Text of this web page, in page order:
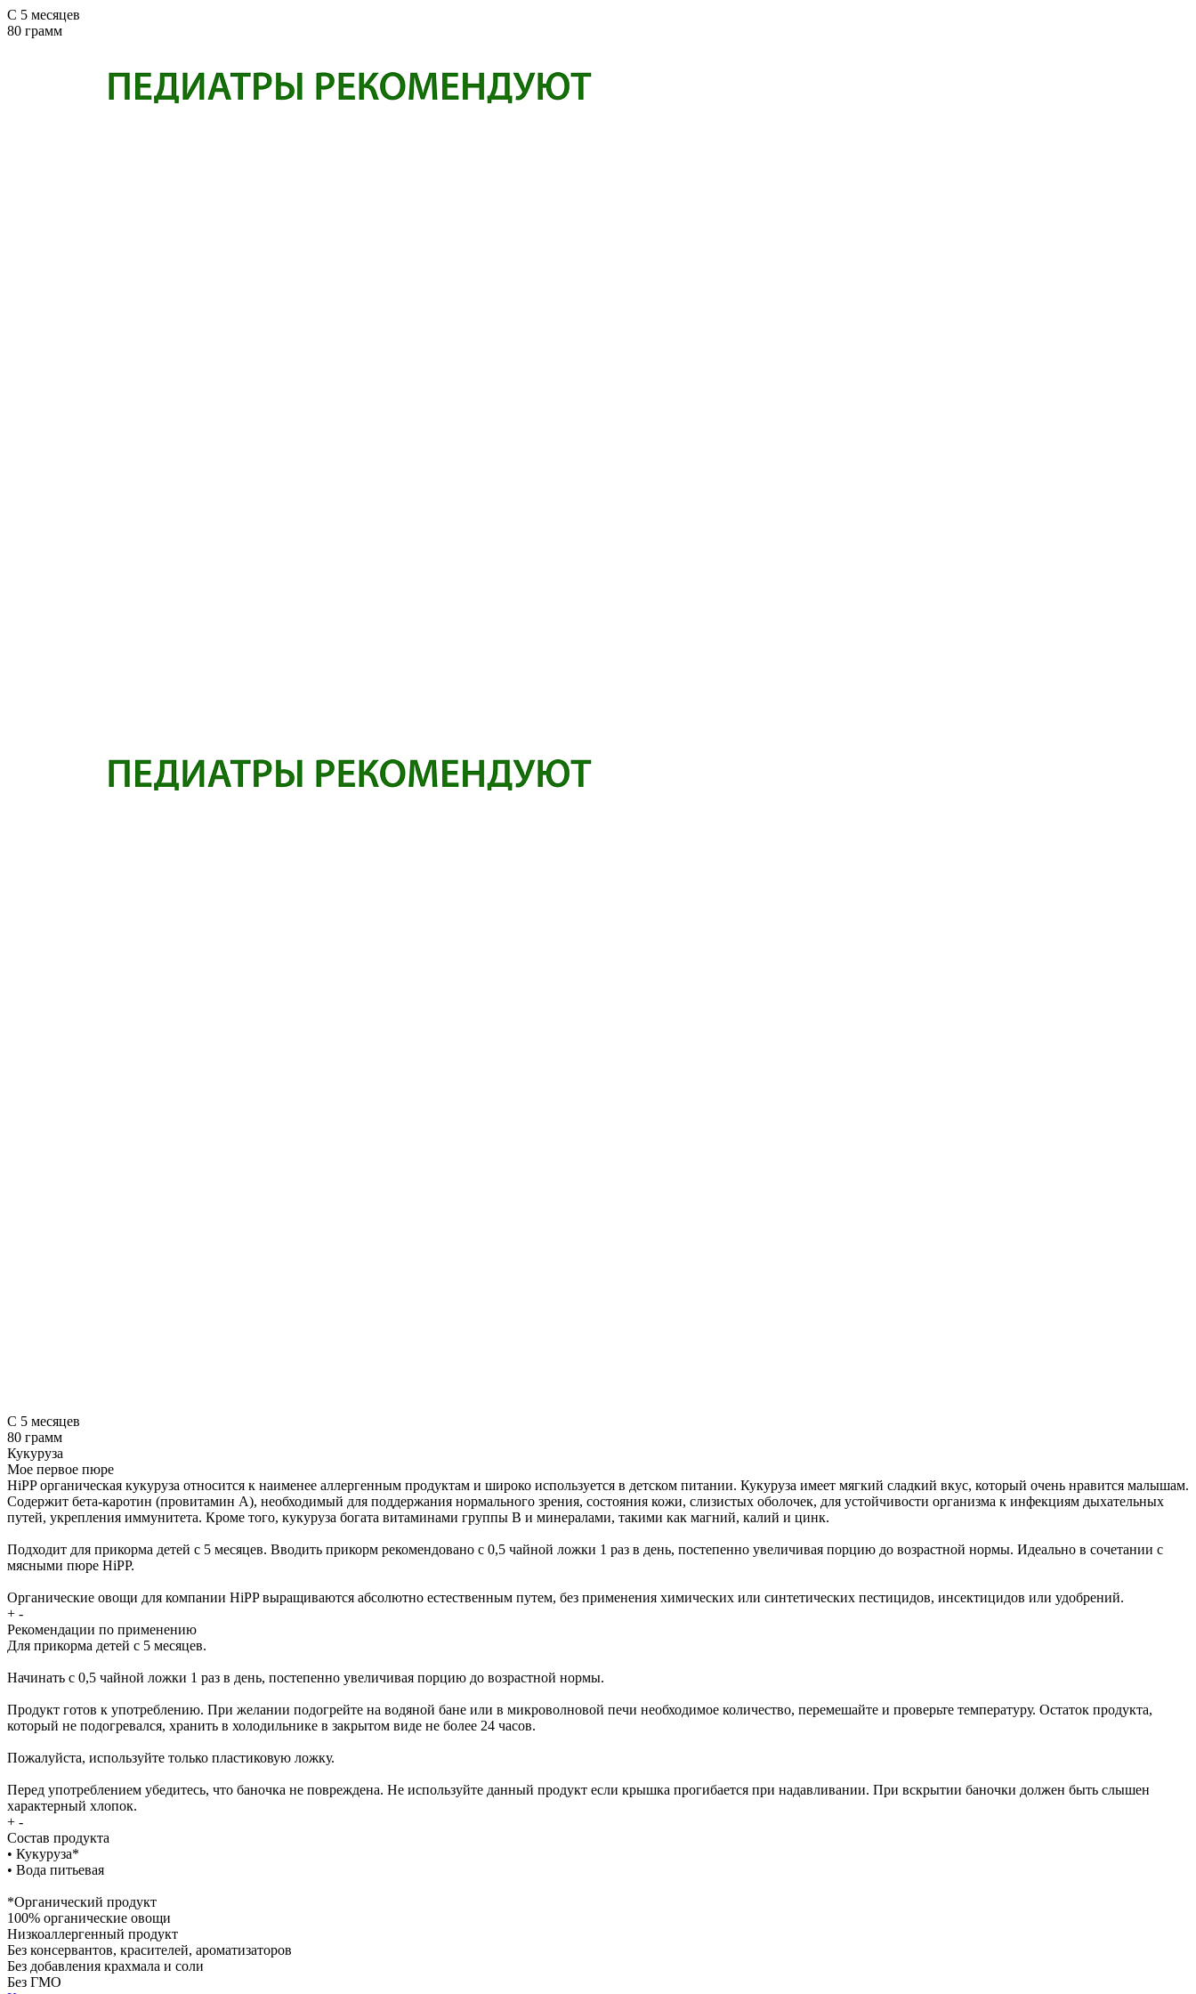
C 5 месяцев
80 грамм
C 5 месяцев
80 грамм
Кукуруза
Мое первое пюре
HiPP органическая кукуруза относится к наименее аллергенным продуктам и широко используется в детском питании. Кукуруза имеет мягкий сладкий вкус, который очень нравится малышам.
Содержит бета-каротин (провитамин А), необходимый для поддержания нормального зрения, состояния кожи, слизистых оболочек, для устойчивости организма к инфекциям дыхательных
путей, укрепления иммунитета. Кроме того, кукуруза богата витаминами группы B и минералами, такими как магний, калий и цинк.
Подходит для прикорма детей с 5 месяцев. Вводить прикорм рекомендовано с 0,5 чайной ложки 1 раз в день, постепенно увеличивая порцию до возрастной нормы. Идеально в сочетании с
мясными пюре HiPP.
Органические овощи для компании HiPP выращиваются абсолютно естественным путем, без применения химических или синтетических пестицидов, инсектицидов или удобрений.
+ -
Рекомендации по применению
Для прикорма детей с 5 месяцев.
Начинать с 0,5 чайной ложки 1 раз в день, постепенно увеличивая порцию до возрастной нормы.
Продукт готов к употреблению. При желании подогрейте на водяной бане или в микроволновой печи необходимое количество, перемешайте и проверьте температуру. Остаток продукта,
который не подогревался, хранить в холодильнике в закрытом виде не более 24 часов.
Пожалуйста, используйте только пластиковую ложку.
Перед употреблением убедитесь, что баночка не повреждена. Не используйте данный продукт если крышка прогибается при надавливании. При вскрытии баночки должен быть слышен
характерный хлопок.
+ -
Состав продукта
• Кукуруза*
• Вода питьевая
*Органический продукт
100% органические овощи
Низкоаллергенный продукт
Без консервантов, красителей, ароматизаторов
Без добавления крахмала и соли
Без ГМО